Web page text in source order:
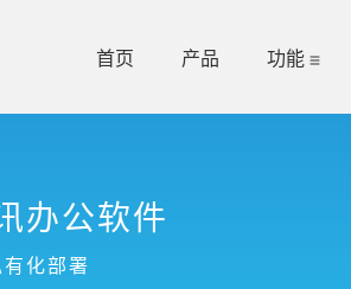
首页 产品 功能
办公软件
有化部署